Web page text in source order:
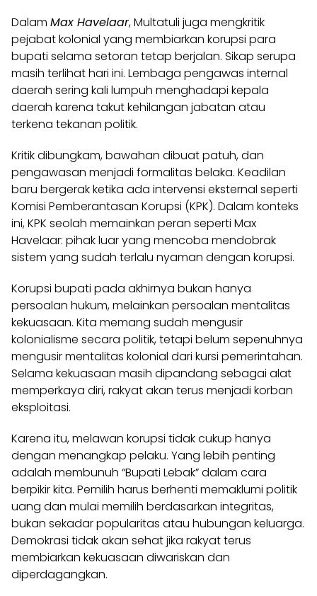
Dalam Max Havelaar, Multatuli juga mengkritik
pejabat kolonial yang membiarkan korupsi para
bupati selama setoran tetap berjalan. Sikap serupa
masih terlihat hari ini. Lembaga pengawas internal
daerah sering kali lumpuh menghadapi kepala
daerah karena takut kehilangan jabatan atau
terkena tekanan politik.
Kritik dibungkam, bawahan dibuat patuh, dan
pengawasan menjadi formalitas belaka. Keadilan
baru bergerak ketika ada intervensi eksternal seperti
Komisi Pemberantasan Korupsi (KPK). Dalam konteks
ini, KPK seolah memainkan peran seperti Max
Havelaar: pihak luar yang mencoba mendobrak
sistem yang sudah terlalu nyaman dengan korupsi.
Korupsi bupati pada akhirnya bukan hanya
persoalan hukum, melainkan persoalan mentalitas
kekuasaan. Kita memang sudah mengusir
kolonialisme secara politik, tetapi belum sepenuhnya
mengusir mentalitas kolonial dari kursi pemerintahan.
Selama kekuasaan masih dipandang sebagai alat
memperkaya diri, rakyat akan terus menjadi korban
eksploitasi.
Karena itu, melawan korupsi tidak cukup hanya
dengan menangkap pelaku. Yang lebih penting
adalah membunuh “Bupati Lebak” dalam cara
berpikir kita. Pemilih harus berhenti memaklumi politik
uang dan mulai memilih berdasarkan integritas,
bukan sekadar popularitas atau hubungan keluarga.
Demokrasi tidak akan sehat jika rakyat terus
membiarkan kekuasaan diwariskan dan
diperdagangkan.